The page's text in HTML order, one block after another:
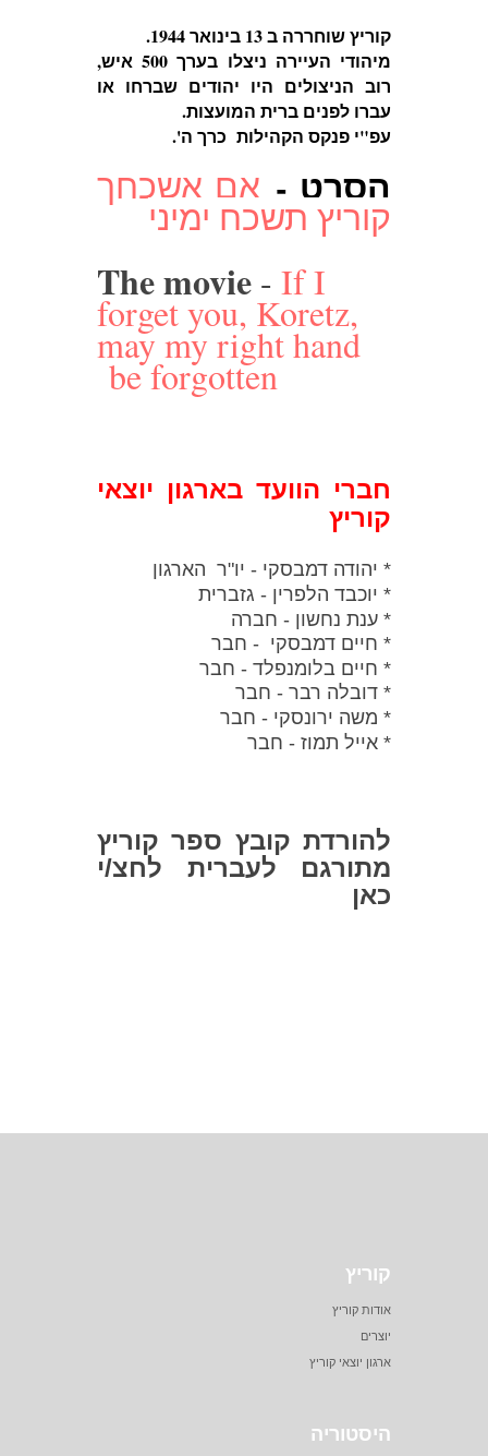
קוריץ שוחררה ב 13 בינואר 1944.
מיהודי העיירה ניצלו בערך 500 איש,
רוב הניצולים היו יהודים שברחו או
עברו לפנים ברית המועצות.
עפ"י פנקס הקהילות כרך ה'.
הסרט - אם אשכחך
קוריץ תשכח ימיני
The movie - If I
forget you, Koretz,
may my right hand
be forgotten
חברי הוועד בארגון יוצאי
קוריץ
* יהודה דמבסקי - יו"ר הארגון
* יוכבד הלפרין - גזברית
* ענת נחשון - חברה
* חיים דמבסקי - חבר
* חיים בלומנפלד - חבר
* דובלה רבר - חבר
* משה ירונסקי - חבר
* אייל תמוז - חבר
להורדת קובץ ספר קוריץ
מתורגם לעברית לחצ/י
כאן
קוריץ
אודות קוריץ
יוצרים
ארגון יוצאי קוריץ
היסטוריה